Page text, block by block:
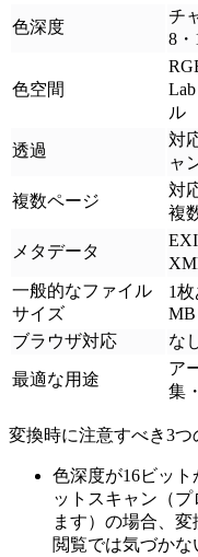
色深度
チ
8・
色空間
ル
透過
対
ャ
複数ページ
対
複
メタデータ
一般的なファイル
サイズ
1
MB
ブラウザ対応
な
最適な用途
ア
集
変換時に注意すべき3つ
色深度が16ビッ
ットスキャン（
ます）の場合、
閲覧では気づか